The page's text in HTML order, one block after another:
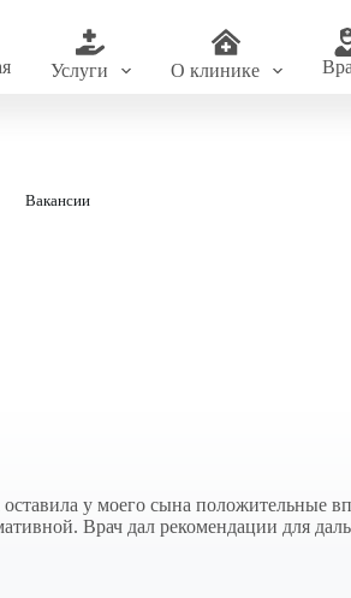
Услуги О клинике
Вакансии
у моего сына
Врач дал рекомендации для